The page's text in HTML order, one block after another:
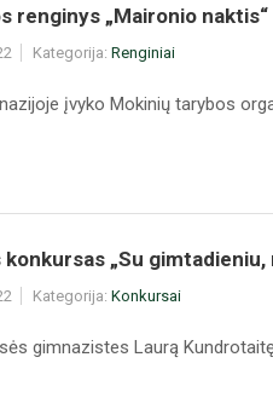
renginys „Maironio naktis“
Kategorija: Renginiai
įvyko Mokinių tarybos
„Su
Kategorija: Konkursai
gimnazistes Laurą